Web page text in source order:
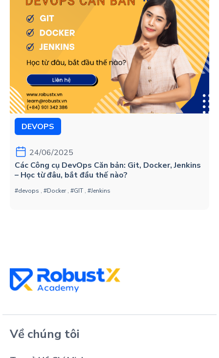
DEVOPS
24/06/2025
Các Công cụ DevOps Căn bản: Git, Docker, Jenkins
– Học từ đâu, bắt đầu thế nào?
#devops , #Docker, #GIT , #Jenkins
Về chúng tôi